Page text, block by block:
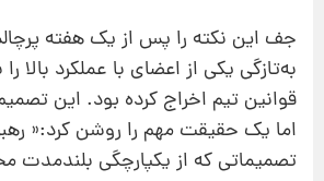
جف این نکته را پس از یک هفته
به‌تازگی یکی از اعضای با عملکرد بالا
قوانین تیم اخراج کرده بود. این
اما یک حقیقت مهم را روشن کرد:«
تصمیماتی که از یکپارچگی بلندمدت